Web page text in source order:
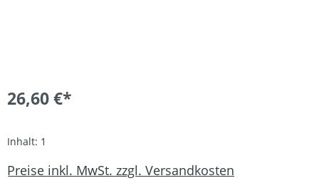
26,60 €*
Inhalt: 1
Preise inkl. MwSt. zzgl. Versandkosten